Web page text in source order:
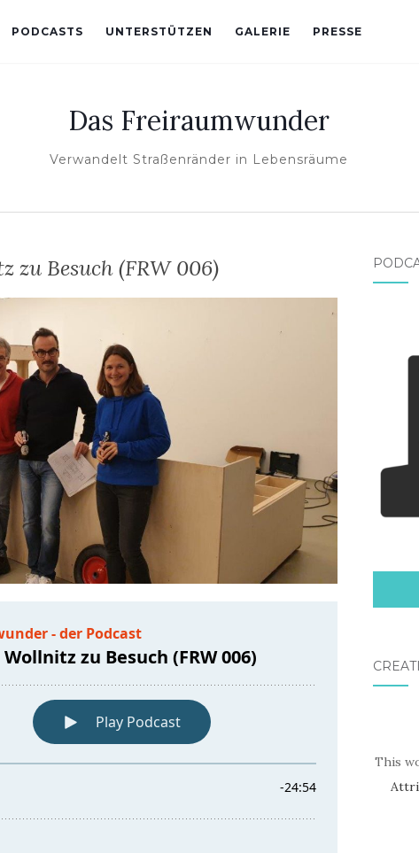
PODCASTS UNTERSTÜTZEN GALERIE PRESSE
Das Freiraumwunder
Verwandelt Straßenränder in Lebensräume
zu Besuch (FRW 006)
This